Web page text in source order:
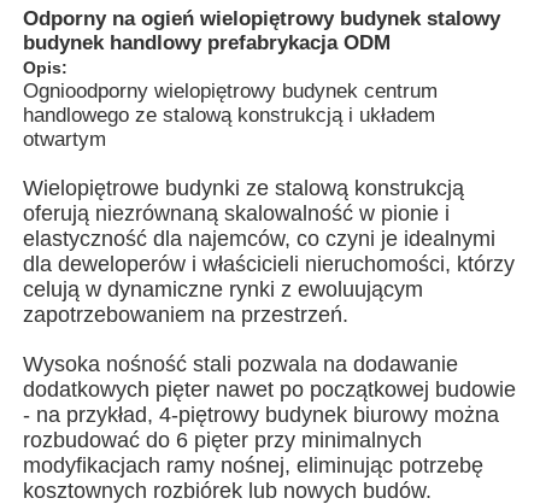
O nas
Wycieczka po fabryce
Kontrola jakości
Skontaktuj się z nami
Aktualności
Wszystkie przypadki
Odporny na ogień wielopiętrowy budynek stalowy
budynek handlowy prefabrykacja ODM
Opis:
Ognioodporny wielopiętrowy budynek centrum
handlowego ze stalową konstrukcją i układem
otwartym
Wielopiętrowe budynki ze stalową konstrukcją
oferują niezrównaną skalowalność w pionie i
elastyczność dla najemców, co czyni je idealnymi
dla deweloperów i właścicieli nieruchomości, którzy
celują w dynamiczne rynki z ewoluującym
zapotrzebowaniem na przestrzeń.
Wysoka nośność stali pozwala na dodawanie
dodatkowych pięter nawet po początkowej budowie
- na przykład, 4-piętrowy budynek biurowy można
rozbudować do 6 pięter przy minimalnych
modyfikacjach ramy nośnej, eliminując potrzebę
kosztownych rozbiórek lub nowych budów.